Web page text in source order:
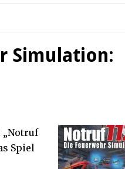
Simulation:
„Notruf
Spiel